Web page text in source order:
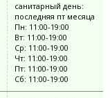
санитарный день:
последняя пт месяца
Пн: 11:00-19:00
Вт: 11:00-19:00
Ср: 11:00-19:00
Чт: 11:00-19:00
Пт: 11:00-19:00
Сб: 11:00-19:00